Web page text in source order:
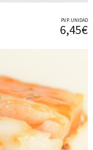
P.V.P. UNIDAD
6,45€